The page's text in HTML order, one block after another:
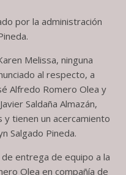
por la administración
Melissa, ninguna
al respecto, a
Alfredo Romero Olea y
Saldaña Almazán,
y tienen un acercamiento
Salgado Pineda.
entrega de equipo a la
Olea en compañía de